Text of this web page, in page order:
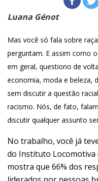
Luana Génot
Mas você só fala sobre
perguntam. E assim como
em geral, questiono de
economia, moda e beleza,
sem discutir a questão
racismo. Nós, de fato,
discutir qualquer assunto
No trabalho, você já
do Instituto Locomotiva
mostra que 66% dos